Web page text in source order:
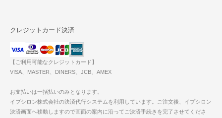
クレジットカード決済
【ご利用可能なクレジットカード】
VISA、MASTER、DINERS、JCB、AMEX
お支払いは一括払いのみとなります。
イプシロン株式会社の決済代行システムを利用しています。ご注文後、イプシロン
決済画面へ移動しますので画面の案内に沿ってご決済手続きを完了させてくださ